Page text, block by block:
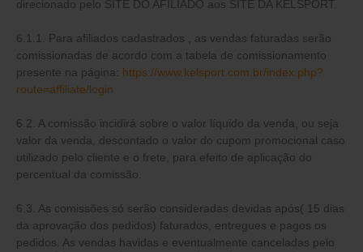
direcionado pelo SITE DO AFILIADO aos SITE DA KELSPORT.
6.1.1. Para afiliados cadastrados , as vendas faturadas serão
comissionadas de acordo com a tabela de comissionamento
presente na página: https://www.kelsport.com.br/index.php?
route=affiliate/login
6.2. A comissão incidirá sobre o valor líquido da venda, ou seja
valor da venda, descontado o valor do cupom promocional caso
utilizado pelo cliente e o frete, para efeito de aplicação do
percentual da comissão.
6.3. As comissões só serão consideradas devidas após( 15 dias
da aprovação dos pedidos) faturados, entregues e pagos os
pedidos. As vendas havidas e eventualmente canceladas pelo